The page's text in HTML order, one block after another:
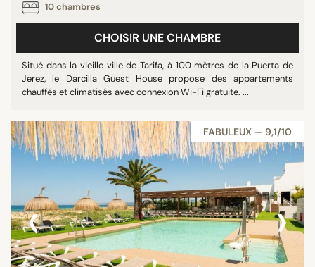
10 chambres
CHOISIR UNE CHAMBRE
Situé dans la vieille ville de Tarifa, à 100 mètres de la Puerta de
Jerez, le Darcilla Guest House propose des appartements
chauffés et climatisés avec connexion Wi-Fi gratuite. ...
FABULEUX — 9,1/10
‹ ›